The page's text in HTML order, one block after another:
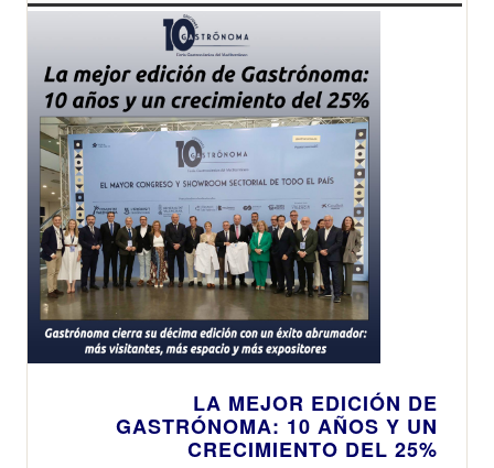
LA MEJOR EDICIÓN DE
GASTRÓNOMA: 10 AÑOS Y UN
CRECIMIENTO DEL 25%